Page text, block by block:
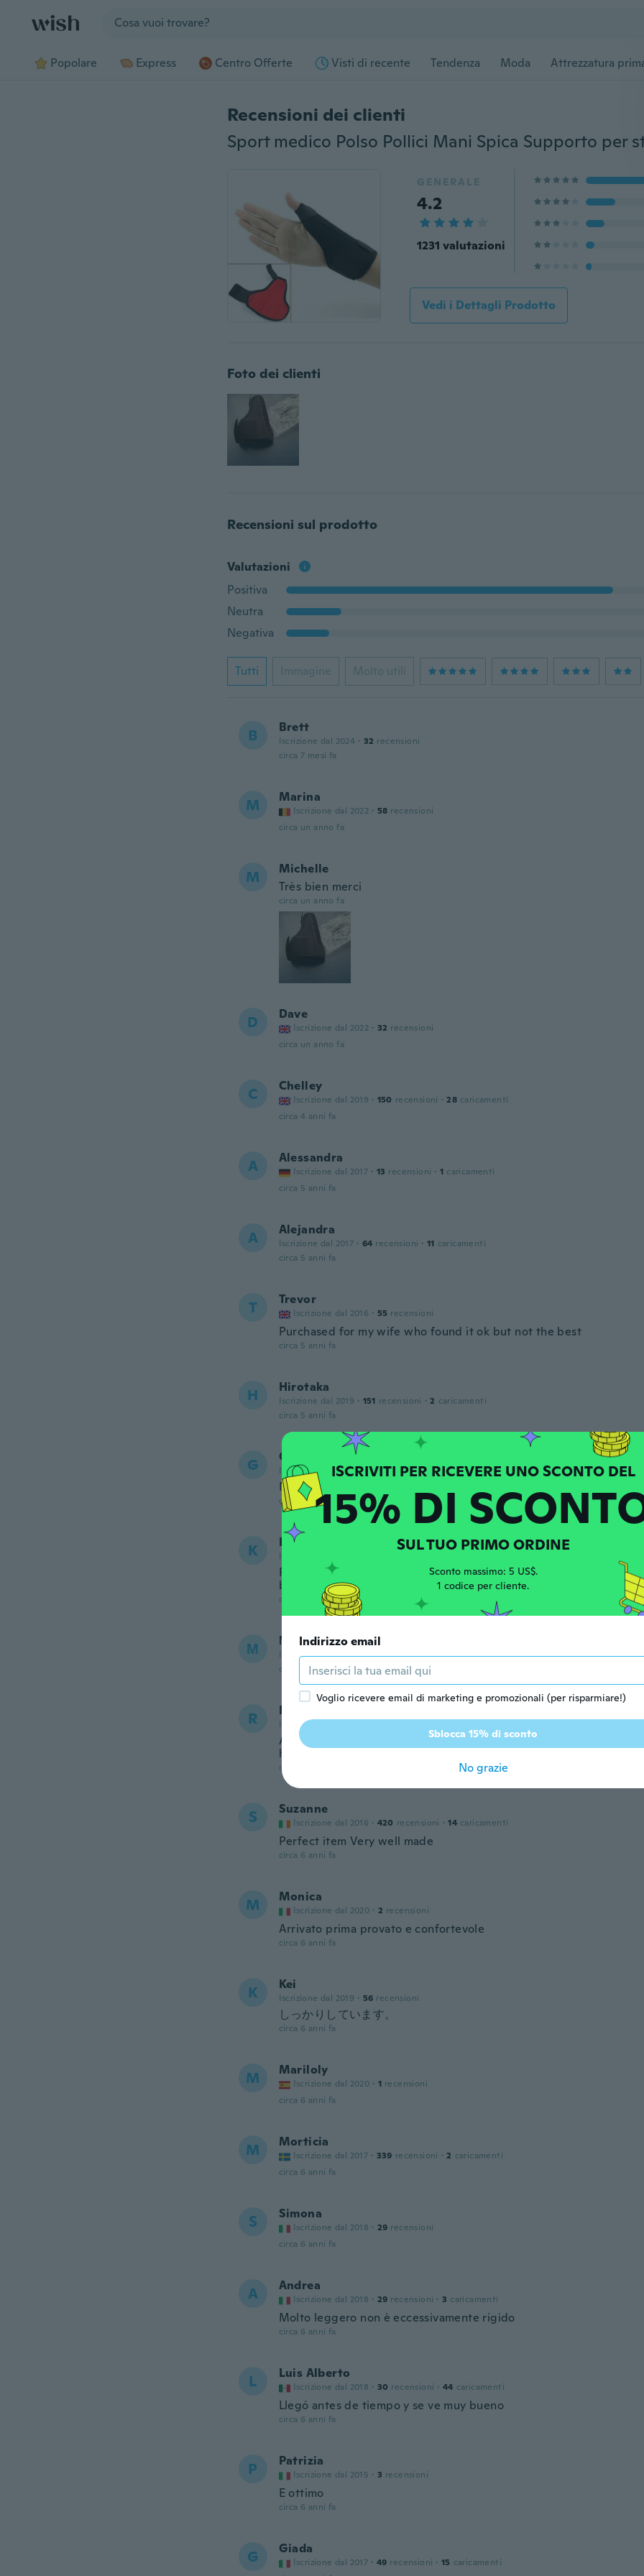
Popolare Express Centro Offerte Visti di recente Tendenza Moda Attrezzatura
Recensioni dei clienti
GENERALE
4.2
1231 valutazioni
Vedi i Dettagli Prodotto
Foto dei clienti
Recensioni sul prodotto
Valutazioni
Positiva
Neutra
Negativa
Tutti Immagine Molto utili
B Brett
Iscrizione dal 2024 · 32 recensioni
circa 7 mesi fa
M Marina
Iscrizione dal 2022 · 58 recensioni
circa un anno fa
M
Michelle
Très bien merci
circa un anno fa
D Dave
Iscrizione dal 2022 · 32 recensioni
circa un anno fa
C Chelley
Iscrizione dal 2019 · 150 recensioni · 28 caricamenti
circa 4 anni fa
A Alessandra
Iscrizione dal 2017 · 13 recensioni · 1 caricamenti
circa 5 anni fa
A Alejandra
Iscrizione dal 2017 · 64 recensioni · 11 caricamenti
circa 5 anni fa
T Trevor
Iscrizione dal 2016 · 55 recensioni
Purchased for my wife who found it ok but not the best
circa 5 anni fa
H Hirotaka
Iscrizione dal 2019 · 151 recensioni · 2 caricamenti
circa 5 anni fa
G Gail
Iscrizione dal 2017 · 26 recensioni · 14 caricamenti
Not a good make, it is not strong enough for finger
circa 5 anni fa
K Kerry
Iscrizione dal 2017
Probably not as good a quality as I would have liked but ok for
but of support to the wrist.
circa 5 anni fa
Μ ΜΑΚΗΣ
Iscrizione dal 2015 · 23 recensioni · 1 caricamenti
circa 5 anni fa
R Ricardo
Iscrizione dal 2017
At first I thought...hmm, it does not do anything. Then I felt the
how it is helping ease the pain.
circa 6 anni fa
S Suzanne
Iscrizione dal 2016 · 420 recensioni · 14 caricamenti
Perfect item Very well made
circa 6 anni fa
M Monica
Iscrizione dal 2020 · 2 recensioni
Arrivato prima provato e confortevole
circa 6 anni fa
K Kei
Iscrizione dal 2019 · 56 recensioni
しっかりしています。
circa 6 anni fa
M Mariloly
Iscrizione dal 2020 · 1 recensioni
circa 6 anni fa
M Morticia
Iscrizione dal 2017 · 339 recensioni · 2 caricamenti
circa 6 anni fa
S Simona
Iscrizione dal 2018 · 29 recensioni
circa 6 anni fa
A Andrea
Iscrizione dal 2018 · 29 recensioni · 3 caricamenti
Molto leggero non è eccessivamente rigido
circa 6 anni fa
L Luis Alberto
Iscrizione dal 2018 · 30 recensioni · 44 caricamenti
Llegó antes de tiempo y se ve muy bueno
circa 6 anni fa
P Patrizia
Iscrizione dal 2015 · 3 recensioni
E ottimo
circa 6 anni fa
G Giada
Iscrizione dal 2017 · 49 recensioni · 15 caricamenti
ISCRIVITI PER RICEVERE UNO SCONTO DEL
15% DI
SUL TUO PRIMO ORDINE
Sconto massimo: 5 US$.
1 codice per cliente.
Indirizzo email
Voglio ricevere email di marketing e promozionali (per risparmiare!)
Sblocca 15% di sconto
No grazie